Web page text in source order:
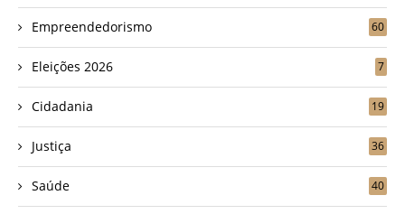
Empreendedorismo 60
Eleições 2026 7
Cidadania 19
Justiça 36
Saúde 40